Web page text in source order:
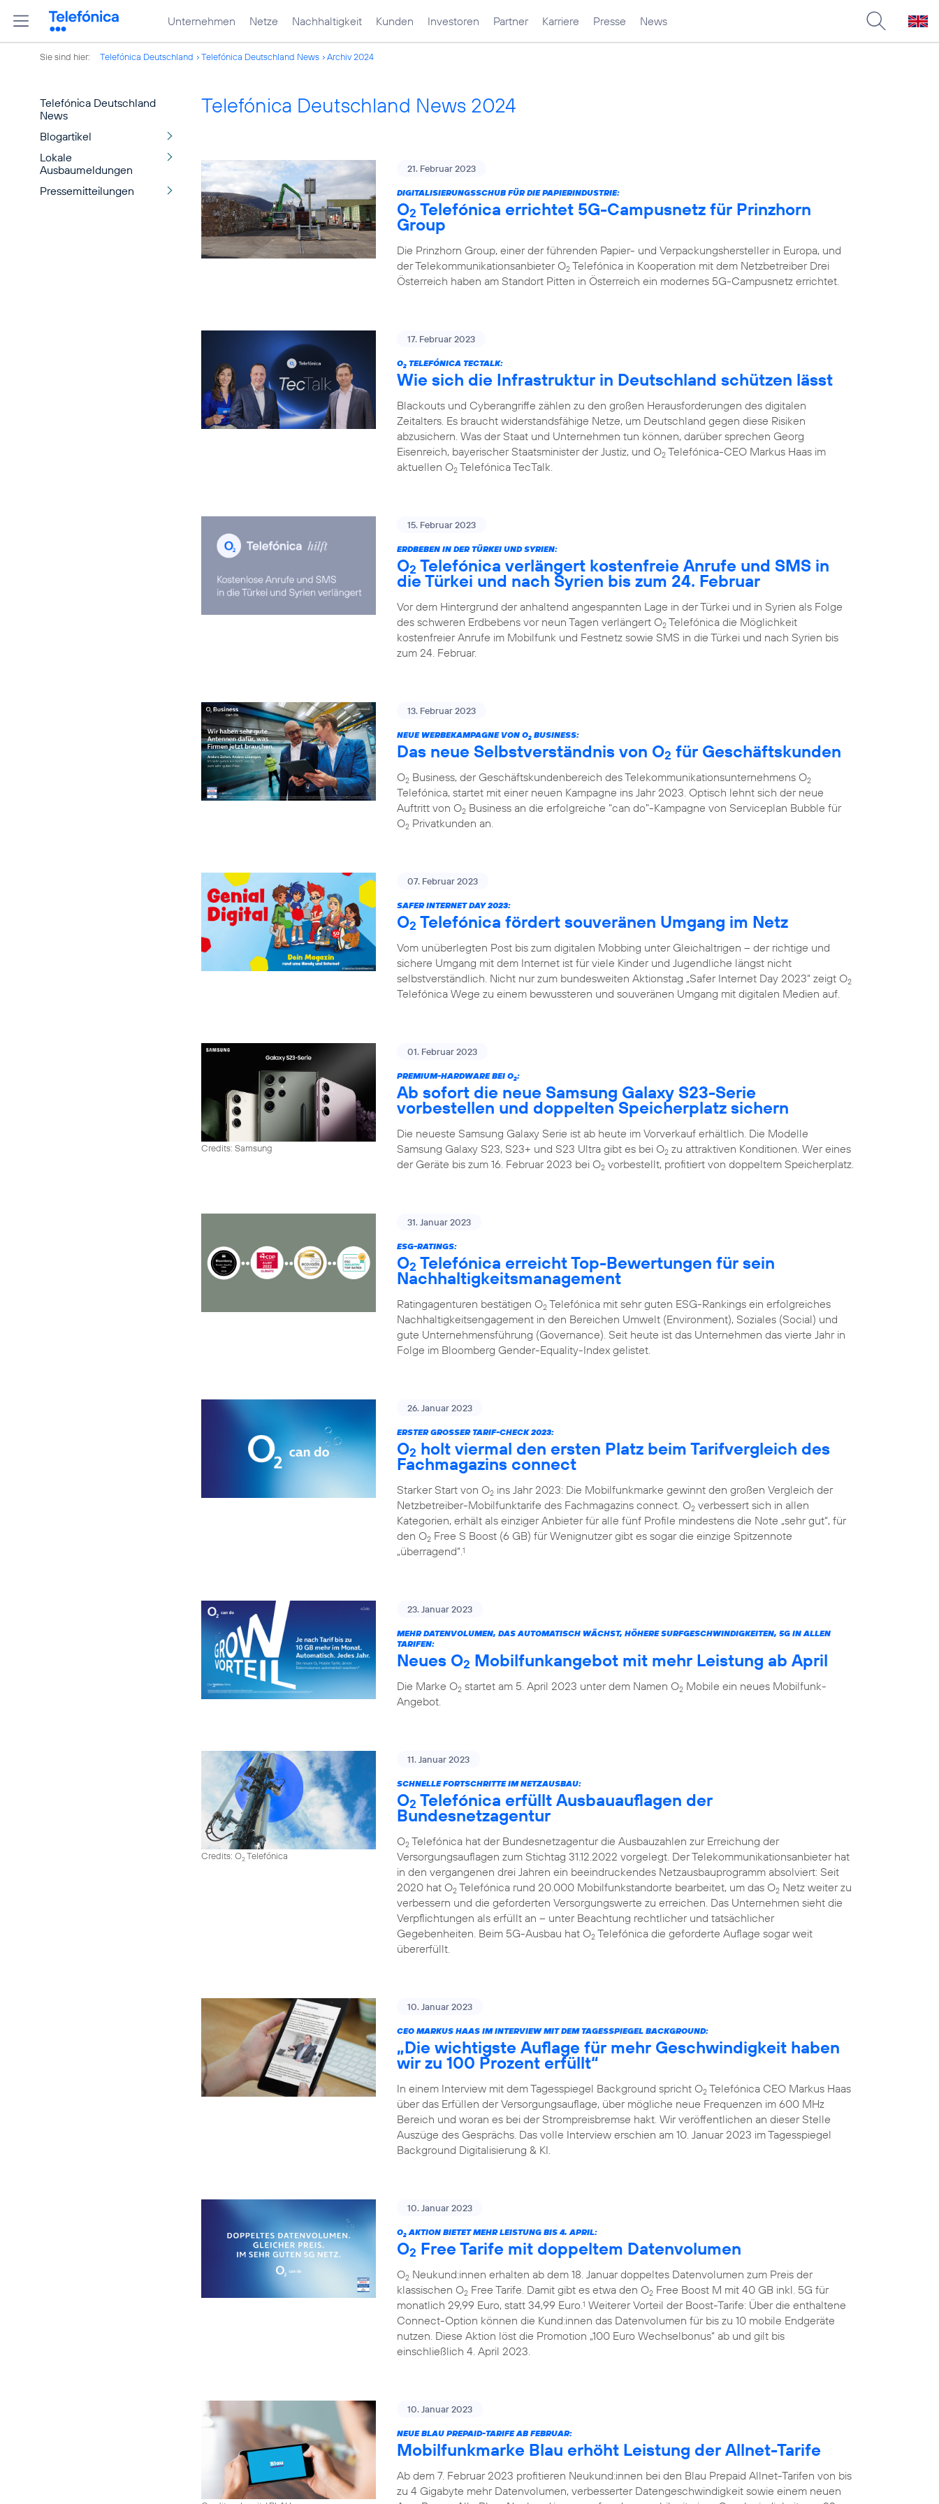
Unternehmen Netze Nachhaltigkeit Kunden Investoren Partner Karriere Presse News
Sie sind hier: Telefónica Deutschland Telefónica Deutschland News Archiv 2024
Telefónica Deutschland
News
Blogartikel
Lokale
Ausbaumeldungen
Pressemitteilungen
Telefónica Deutschland News 2024
21. Februar 2023
DIGITALISIERUNGSSCHUB FÜR DIE PAPIERINDUSTRIE:
O2 Telefónica errichtet 5G-Campusnetz für Prinzhorn
Group
Die Prinzhorn Group, einer der führenden Papier- und Verpackungshersteller in Europa, und
der Telekommunikationsanbieter O2 Telefónica in Kooperation mit dem Netzbetreiber Drei
Österreich haben am Standort Pitten in Österreich ein modernes 5G-Campusnetz errichtet.
17. Februar 2023
O2 TELEFÓNICA TECTALK:
Wie sich die Infrastruktur in Deutschland schützen lässt
Blackouts und Cyberangriffe zählen zu den großen Herausforderungen des digitalen
Zeitalters. Es braucht widerstandsfähige Netze, um Deutschland gegen diese Risiken
abzusichern. Was der Staat und Unternehmen tun können, darüber sprechen Georg
Eisenreich, bayerischer Staatsminister der Justiz, und O2 Telefónica-CEO Markus Haas im
aktuellen O2 Telefónica TecTalk.
15. Februar 2023
ERDBEBEN IN DER TÜRKEI UND SYRIEN:
O2 Telefónica verlängert kostenfreie Anrufe und SMS in
die Türkei und nach Syrien bis zum 24. Februar
Vor dem Hintergrund der anhaltend angespannten Lage in der Türkei und in Syrien als Folge
des schweren Erdbebens vor neun Tagen verlängert O2 Telefónica die Möglichkeit
kostenfreier Anrufe im Mobilfunk und Festnetz sowie SMS in die Türkei und nach Syrien bis
zum 24. Februar.
13. Februar 2023
NEUE WERBEKAMPAGNE VON O2 BUSINESS:
Das neue Selbstverständnis von O2 für Geschäftskunden
O2 Business, der Geschäftskundenbereich des Telekommunikationsunternehmens O2
Telefónica, startet mit einer neuen Kampagne ins Jahr 2023. Optisch lehnt sich der neue
Auftritt von O2 Business an die erfolgreiche "can do"-Kampagne von Serviceplan Bubble für
O2 Privatkunden an.
07. Februar 2023
SAFER INTERNET DAY 2023:
O2 Telefónica fördert souveränen Umgang im Netz
Vom unüberlegten Post bis zum digitalen Mobbing unter Gleichaltrigen – der richtige und
sichere Umgang mit dem Internet ist für viele Kinder und Jugendliche längst nicht
selbstverständlich. Nicht nur zum bundesweiten Aktionstag „Safer Internet Day 2023“ zeigt O2
Telefónica Wege zu einem bewussteren und souveränen Umgang mit digitalen Medien auf.
Credits: Samsung
01. Februar 2023
PREMIUM-HARDWARE BEI O2:
Ab sofort die neue Samsung Galaxy S23-Serie
vorbestellen und doppelten Speicherplatz sichern
Die neueste Samsung Galaxy Serie ist ab heute im Vorverkauf erhältlich. Die Modelle
Samsung Galaxy S23, S23+ und S23 Ultra gibt es bei O2 zu attraktiven Konditionen. Wer eines
der Geräte bis zum 16. Februar 2023 bei O2 vorbestellt, profitiert von doppeltem Speicherplatz.
31. Januar 2023
ESG-RATINGS:
O2 Telefónica erreicht Top-Bewertungen für sein
Nachhaltigkeitsmanagement
Ratingagenturen bestätigen O2 Telefónica mit sehr guten ESG-Rankings ein erfolgreiches
Nachhaltigkeitsengagement in den Bereichen Umwelt (Environment), Soziales (Social) und
gute Unternehmensführung (Governance). Seit heute ist das Unternehmen das vierte Jahr in
Folge im Bloomberg Gender-Equality-Index gelistet.
26. Januar 2023
ERSTER GROSSER TARIF-CHECK 2023:
O2 holt viermal den ersten Platz beim Tarifvergleich des
Fachmagazins connect
Starker Start von O2 ins Jahr 2023: Die Mobilfunkmarke gewinnt den großen Vergleich der
Netzbetreiber-Mobilfunktarife des Fachmagazins connect. O2 verbessert sich in allen
Kategorien, erhält als einziger Anbieter für alle fünf Profile mindestens die Note „sehr gut“, für
den O2 Free S Boost (6 GB) für Wenignutzer gibt es sogar die einzige Spitzennote
„überragend“.1
23. Januar 2023
MEHR DATENVOLUMEN, DAS AUTOMATISCH WÄCHST, HÖHERE SURFGESCHWINDIGKEITEN, 5G IN ALLEN
TARIFEN:
Neues O2 Mobilfunkangebot mit mehr Leistung ab April
Die Marke O2 startet am 5. April 2023 unter dem Namen O2 Mobile ein neues Mobilfunk-
Angebot.
Credits: O2Telefónica
11. Januar 2023
SCHNELLE FORTSCHRITTE IM NETZAUSBAU:
O2 Telefónica erfüllt Ausbauauflagen der
Bundesnetzagentur
O2 Telefónica hat der Bundesnetzagentur die Ausbauzahlen zur Erreichung der
Versorgungsauflagen zum Stichtag 31.12.2022 vorgelegt. Der Telekommunikationsanbieter hat
in den vergangenen drei Jahren ein beeindruckendes Netzausbauprogramm absolviert: Seit
2020 hat O2 Telefónica rund 20.000 Mobilfunkstandorte bearbeitet, um das O2 Netz weiter zu
verbessern und die geforderten Versorgungswerte zu erreichen. Das Unternehmen sieht die
Verpflichtungen als erfüllt an – unter Beachtung rechtlicher und tatsächlicher
Gegebenheiten. Beim 5G-Ausbau hat O2 Telefónica die geforderte Auflage sogar weit
übererfüllt.
10. Januar 2023
CEO MARKUS HAAS IM INTERVIEW MIT DEM TAGESSPIEGEL BACKGROUND:
„Die wichtigste Auflage für mehr Geschwindigkeit haben
wir zu 100 Prozent erfüllt“
In einem Interview mit dem Tagesspiegel Background spricht O2 Telefónica CEO Markus Haas
über das Erfüllen der Versorgungsauflage, über mögliche neue Frequenzen im 600 MHz
Bereich und woran es bei der Strompreisbremse hakt. Wir veröffentlichen an dieser Stelle
Auszüge des Gesprächs. Das volle Interview erschien am 10. Januar 2023 im Tagesspiegel
Background Digitalisierung & KI.
10. Januar 2023
O2 AKTION BIETET MEHR LEISTUNG BIS 4. APRIL:
O2 Free Tarife mit doppeltem Datenvolumen
O2 Neukund:innen erhalten ab dem 18. Januar doppeltes Datenvolumen zum Preis der
klassischen O2 Free Tarife. Damit gibt es etwa den O2 Free Boost M mit 40 GB inkl. 5G für
monatlich 29,99 Euro, statt 34,99 Euro.1 Weiterer Vorteil der Boost-Tarife: Über die enthaltene
Connect-Option können die Kund:innen das Datenvolumen für bis zu 10 mobile Endgeräte
nutzen. Diese Aktion löst die Promotion „100 Euro Wechselbonus“ ab und gilt bis
einschließlich 4. April 2023.
10. Januar 2023
NEUE BLAU PREPAID-TARIFE AB FEBRUAR:
Mobilfunkmarke Blau erhöht Leistung der Allnet-Tarife
Ab dem 7. Februar 2023 profitieren Neukund:innen bei den Blau Prepaid Allnet-Tarifen von bis
zu 4 Gigabyte mehr Datenvolumen, verbesserter Datengeschwindigkeit sowie einem neuen